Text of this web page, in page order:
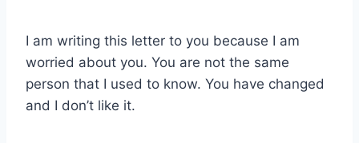
I am writing this letter to you because I am
worried about you. You are not the same
person that I used to know. You have changed
and I don’t like it.